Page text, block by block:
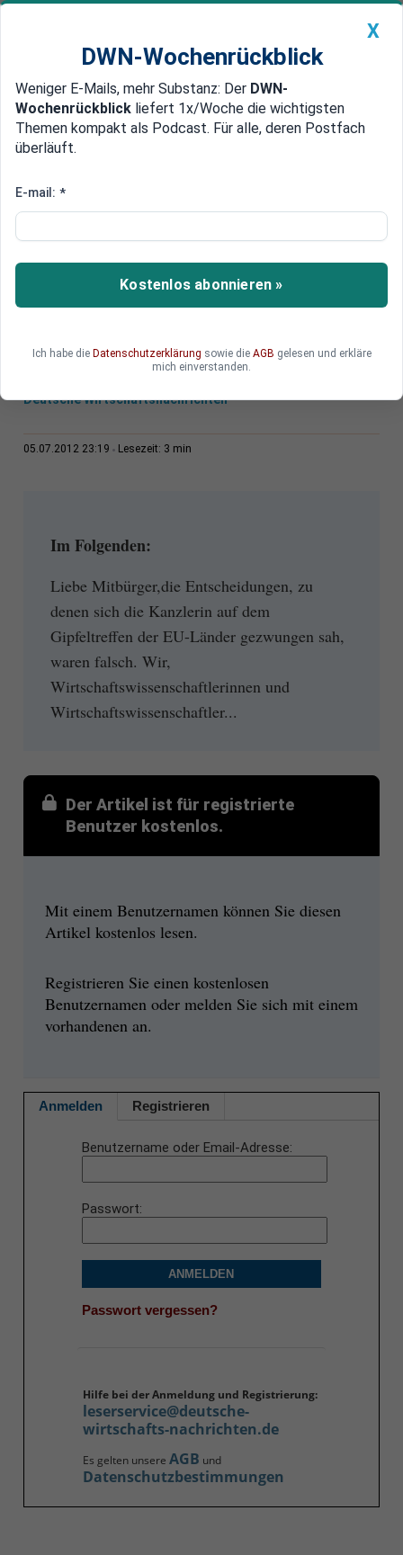
Newsticker MEIN DWN: Geldanlage Premium
Edelmetalle DWN-Magazin China
"Banken müssen scheitern dürfen"
Im Wortlaut: Offener Brief der
160 Ökonomen
160 Ökonomen wenden sich in einem Offenen
Deutsche Wirtschaftsnachrichten
05.07.2012 23:19 Lesezeit: 3 min
Im Folgenden:
Liebe Mitbürger,die Entscheidungen, zu
denen sich die Kanzlerin auf dem
Gipfeltreffen der EU-Länder gezwungen sah,
waren falsch. Wir,
Wirtschaftswissenschaftlerinnen und
Wirtschaftswissenschaftler...
Der Artikel ist für registrierte
Benutzer kostenlos.
Mit einem Benutzernamen können Sie diesen
Artikel kostenlos lesen.
Registrieren Sie einen kostenlosen
Benutzernamen oder melden Sie sich mit einem
vorhandenen an.
Anmelden Registrieren
Benutzername oder Email-Adresse
Passwort
ANMELDEN
Passwort vergessen?
Hilfe bei der Anmeldung und Registrierung:
leserservice@deutsche-
wirtschafts-nachrichten.de
Es gelten unsere AGB und
Datenschutzbestimmungen
X
DWN-Wochenrückblick
Weniger E-Mails, mehr Substanz: Der DWN-
Wochenrückblick liefert 1x/Woche die wichtigsten
Themen kompakt als Podcast. Für alle, deren Postfach
überläuft.
E-mail: *
Kostenlos abonnieren »
Ich habe die Datenschutzerklärung sowie die AGB gelesen und erkläre
mich einverstanden.